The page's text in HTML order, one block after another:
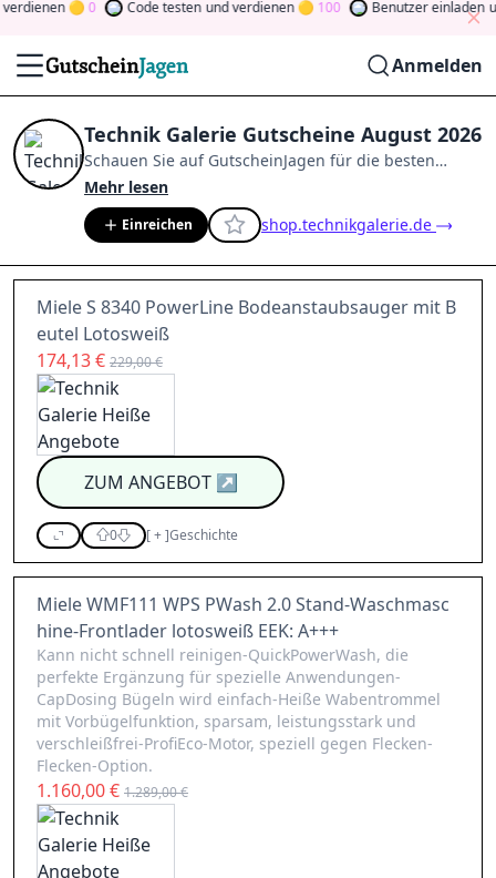
0 Code testen und verdienen 100 Benutzer einladen
Anmelden
Technik Galerie Gutscheine August 2026
Schauen Sie auf GutscheinJagen für die besten
Technik Galerie
Mitglied der Community
indem Sie durch Abstimmen, Testen, Teilen und
mehr beitragen.
Drehen Sie den Glücksklee
gewinnen Sie Geld
Mehr lesen
Einreichen shop.technikgalerie.de
Miele S 8340 PowerLine Bodeanstaubsauger mit B
eutel Lotosweiß
174,13 € 229,00 €
ZUM ANGEBOT↗
0 [+]Geschichte
Miele WMF111 WPS PWash 2.0 Stand-Waschmasc
hine-Frontlader lotosweiß EEK: A+++
Kann nicht schnell reinigen-QuickPowerWash, die
perfekte Ergänzung für spezielle Anwendungen-
CapDosing Bügeln wird einfach-Heiße Wabentrommel
mit Vorbügelfunktion, sparsam, leistungsstark und
verschleißfrei-ProfiEco-Motor, speziell gegen Flecken-
Flecken-Option.
1.160,00 € 1.289,00 €